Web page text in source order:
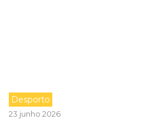
Desporto
23 junho 2026